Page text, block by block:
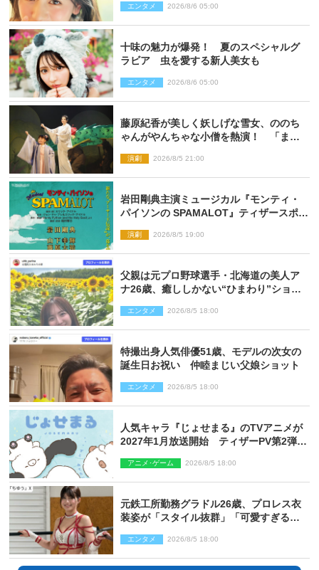
エンタメ 2026/8/6 05:00
十味の魅力が爆発！ 夏のスペシャルグ
ラビア 虫を愛する新人美女も
エンタメ 2026/8/6 05:00
藤原紀香が美しく妖しげな雪女、ののち
ゃんがやんちゃな小僧を熱演！ 「まん
演劇 2026/8/5 21:00
岩田剛典主演ミュージカル『モンティ・
パイソンの SPAMALOT』ティザースポッ
演劇 2026/8/5 19:00
父親は元プロ野球選手・北海道の美人ア
ナ26歳、癒ししかない“ひまわり”ショッ
エンタメ 2026/8/5 18:00
特撮出身人気俳優51歳、モデルの次女の
誕生日お祝い 仲睦まじい父娘ショット
エンタメ 2026/8/5 18:00
人気キャラ『じょせまる』のTVアニメが
2027年1月放送開始 ティザーPV第2弾も
アニメ･ゲーム 2026/8/5 18:00
元鉄工所勤務グラドル26歳、プロレス衣
装姿が「スタイル抜群」「可愛すぎる」
エンタメ 2026/8/5 18:00